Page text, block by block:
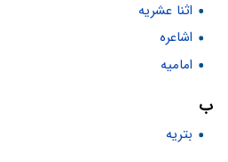
اثنا عشریه
اشاعره
امامیه
ب
بتریه